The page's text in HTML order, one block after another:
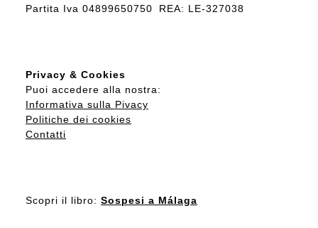
Partita Iva 04899650750 REA: LE-327038
Privacy & Cookies
Puoi accedere alla nostra:
Informativa sulla Pivacy
Politiche dei cookies
Contatti
Scopri il libro: Sospesi a Málaga